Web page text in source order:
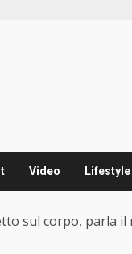
Video Lifestyle
sul corpo, parla